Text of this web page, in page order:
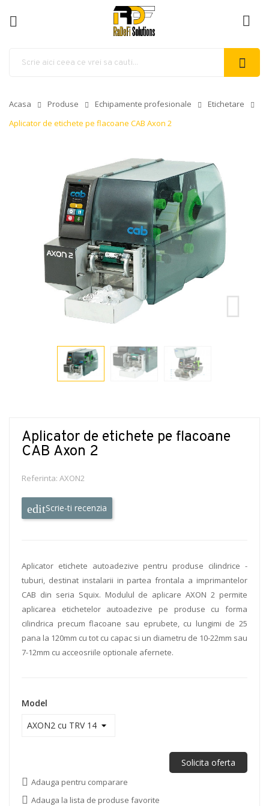
Acasa Produse Echipamente profesionale
Etichetare
Aplicator de etichete pe flacoane CAB Axon 2
Aplicator de etichete pe flacoane
CAB Axon 2
Referinta: AXON2
Scrie-ti recenzia
Aplicator etichete autoadezive pentru produse cilindrice -
tuburi, destinat instalarii in partea frontala a imprimantelor
CAB din seria Squix. Modulul de aplicare AXON 2 permite
aplicarea etichetelor autoadezive pe produse cu forma
cilindrica precum flacoane sau eprubete, cu lungimi de 25
pana la 120mm cu tot cu capac si un diametru de 10-22mm sau
7-12mm cu acceosriile optionale afernete.
Model
Solicita oferta
Adauga pentru comparare
Adauga la lista de produse favorite